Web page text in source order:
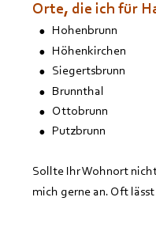
Orte, die ich für
• Hohenbrunn
• Höhenkirchen
• Siegertsbrunn
• Brunnthal
• Ottobrunn
• Putzbrunn
Sollte Ihr Wohnort
mich gerne an. Oft